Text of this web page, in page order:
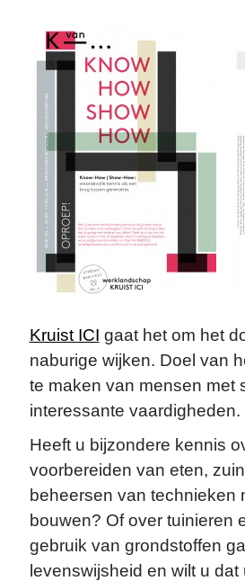
Kruist ICI gaat het om het
naburige wijken. Doel van
te maken van mensen met
interessante vaardigheden.
Heeft u bijzondere kennis
voorbereiden van eten,
beheersen van technieken
bouwen? Of over tuinieren
gebruik van grondstoffen
levenswijsheid en wilt u